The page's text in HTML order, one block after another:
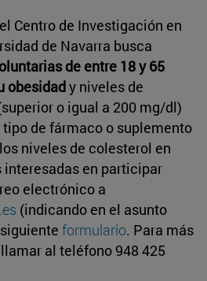
Centro de Investigación en
de Navarra busca
de entre 18 y 65
obesidady niveles de
o igual a 200 mg/dl)
de fármaco o suplemento
niveles de colesterol en
interesadas en participar
electrónico a
.es (indicando en el asunto
formulario. Para más
al teléfono 948 425